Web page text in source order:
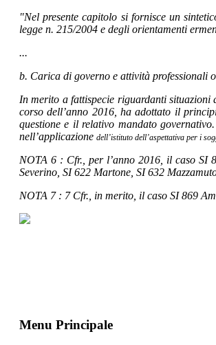
"Nel presente capitolo si fornisce un
legge n. 215/2004 e degli orientamenti
...
b. Carica di governo e attività professionali
In merito a fattispecie riguardanti
corso dell’anno 2016, ha adottato il
questione e il relativo mandato
nell’applicazione dell’istituto dell’aspettativa per i
NOTA 6 : Cfr., per l’anno 2016, il caso SI
Severino, SI 622 Martone, SI 632
NOTA 7 : 7 Cfr., in merito, il caso SI 869
Menu Principale